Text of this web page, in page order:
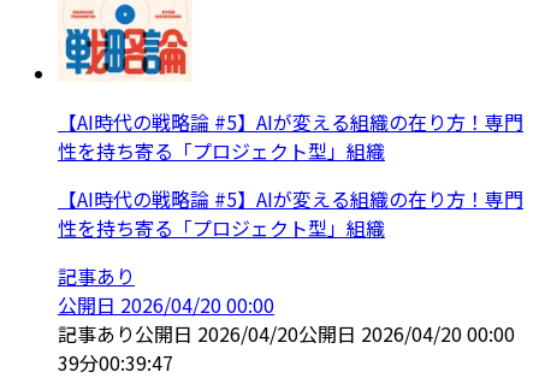
【AI時代の戦略論 #5】AIが変える組織の在り方！専門
性を持ち寄る「プロジェクト型」組織
【AI時代の戦略論 #5】AIが変える組織の在り方！専門
性を持ち寄る「プロジェクト型」組織
記事あり
公開日 2026/04/20 00:00
記事あり公開日 2026/04/20公開日 2026/04/20 00:00
39分00:39:47